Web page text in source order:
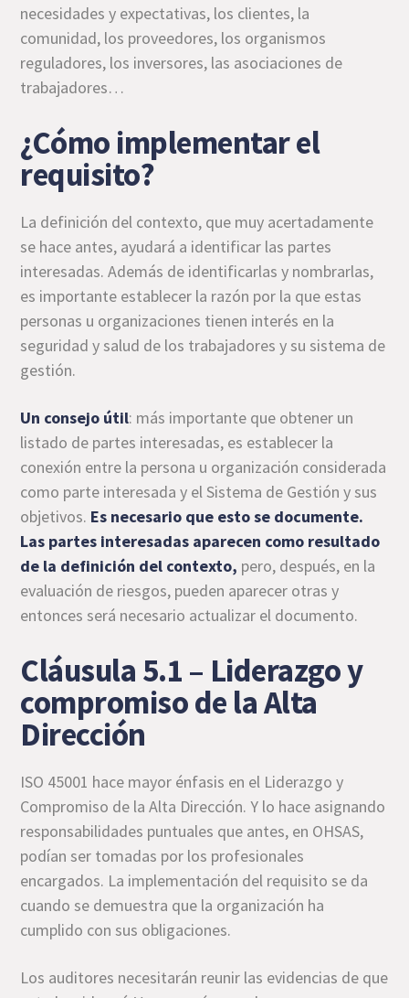
necesidades y expectativas, los clientes, la
comunidad, los proveedores, los organismos
reguladores, los inversores, las asociaciones de
trabajadores…
¿Cómo implementar el
requisito?
La definición del contexto, que muy acertadamente
se hace antes, ayudará a identificar las partes
interesadas. Además de identificarlas y nombrarlas,
es importante establecer la razón por la que estas
personas u organizaciones tienen interés en la
seguridad y salud de los trabajadores y su sistema de
gestión.
Un consejo útil: más importante que obtener un
listado de partes interesadas, es establecer la
conexión entre la persona u organización considerada
como parte interesada y el Sistema de Gestión y sus
objetivos. Es necesario que esto se documente.
Las partes interesadas aparecen como resultado
de la definición del contexto, pero, después, en la
evaluación de riesgos, pueden aparecer otras y
entonces será necesario actualizar el documento.
Cláusula 5.1 – Liderazgo y
compromiso de la Alta
Dirección
ISO 45001 hace mayor énfasis en el Liderazgo y
Compromiso de la Alta Dirección. Y lo hace asignando
responsabilidades puntuales que antes, en OHSAS,
podían ser tomadas por los profesionales
encargados. La implementación del requisito se da
cuando se demuestra que la organización ha
cumplido con sus obligaciones.
Los auditores necesitarán reunir las evidencias de que